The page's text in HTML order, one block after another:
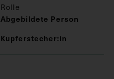
Rolle
Abgebildete Person
Kupferstecher:in